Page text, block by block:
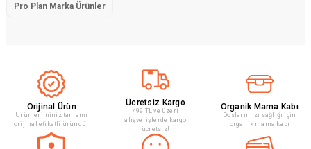
yaşam sürmelerine yardımcı olur.
sağlığını korumak için ihtiyaç duyduğunuz diğer
ürünleri de web sitemizde bulabilirsiniz.
Kedinizin veya köpeğinizin mutlu ve sağlıklı bir
yaşam sürmesi için doğru ürünleri seçmek
Pro Plan Marka Ürünler
Orijinal Ürün
Ürünleriminiz tamamı
orijinal etiketli üründür
Ücretsiz Kargo
499 TL ve üzeri
alışverişlerde kargo
ücretsiz!
Organik Mama Kabı
Doslarımızı sağlığı için
organik mama kabı